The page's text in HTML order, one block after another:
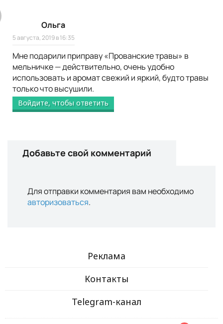
Ольга
5 августа, 2019 в 16:35
Мне подарили приправу «Прованские травы» в
мельничке — действительно, очень удобно
использовать и аромат свежий и яркий, будто травы
только что высушили.
Войдите, чтобы ответить
Добавьте свой комментарий
Для отправки комментария вам необходимо
авторизоваться.
Реклама
Контакты
Telegram-канал